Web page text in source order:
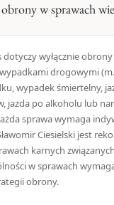
w sprawach
dotyczy wyłącznie
drogowymi
wypadek śmiertelny,
jazda po alkoholu lub
sprawa wymaga
Ciesielski jest
karnych
w sprawach
obrony.